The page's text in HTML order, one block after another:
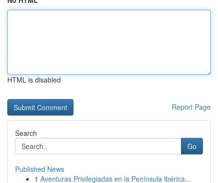
HTML is disabled
Report Page
Search
Go
Published News
1 Aventuras Privilegiadas en la Península Ibérica...